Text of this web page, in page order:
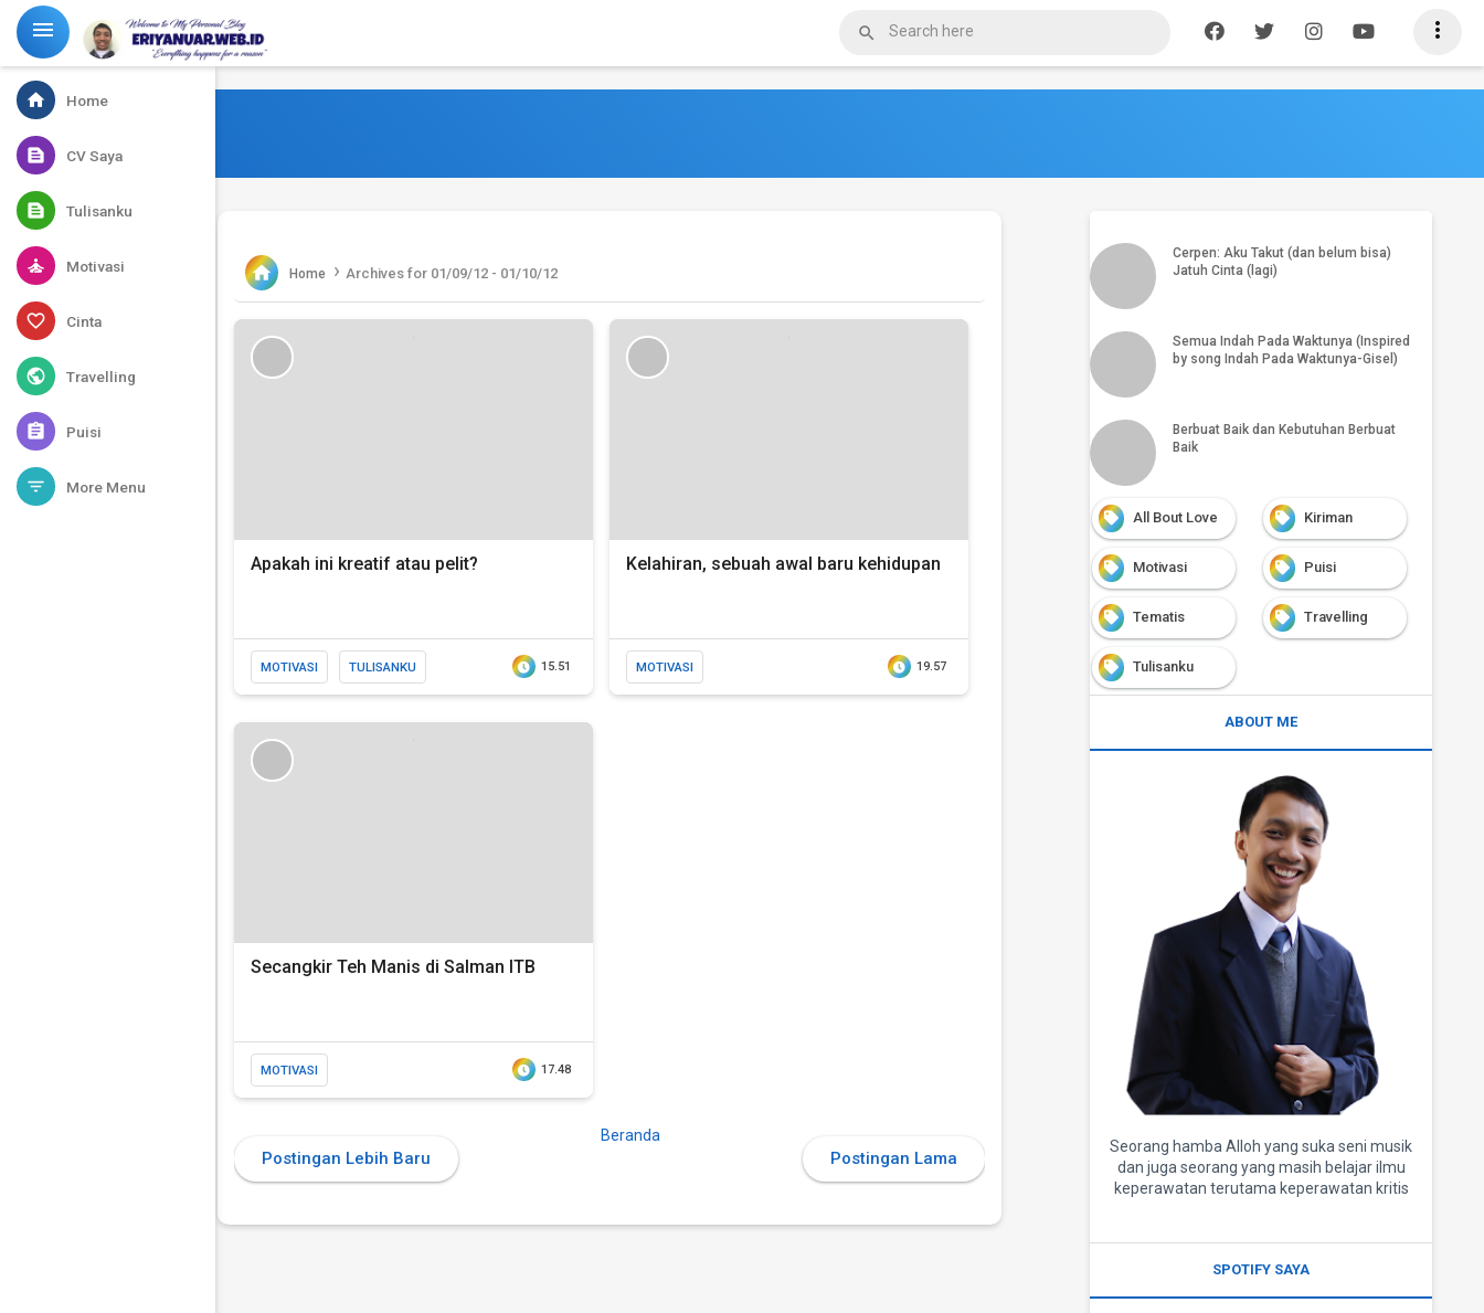
 

home Home
text_snippet CV Saya
text_snippet Tulisanku
self_improvement Motivasi
favorite_border Cinta
public Travelling
assignment Puisi
filter_list More Menu
 Home › Archives for 01/09/12 - 01/10/12
Apakah ini kreatif atau pelit?
MOTIVASI TULISANKU 15.51
Kelahiran, sebuah awal baru kehidupan
MOTIVASI 19.57
Secangkir Teh Manis di Salman ITB
MOTIVASI 17.48
Postingan Lebih Baru Postingan Lama
Beranda
PSK Artis: Tekanan hidup biar nggaya
Cerpen: Aku Takut (dan belum bisa)
Jatuh Cinta (lagi)
Semua Indah Pada Waktunya (Inspired
by song Indah Pada Waktunya-Gisel)
Berbuat Baik dan Kebutuhan Berbuat
Baik
All Bout Love Kiriman
Motivasi Puisi
Tematis Travelling
Tulisanku
ABOUT ME
Seorang hamba Alloh yang suka seni musik
dan juga seorang yang masih belajar ilmu
keperawatan terutama keperawatan kritis
SPOTIFY SAYA